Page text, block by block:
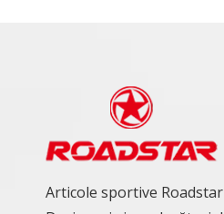
Articole sportive Roadstar